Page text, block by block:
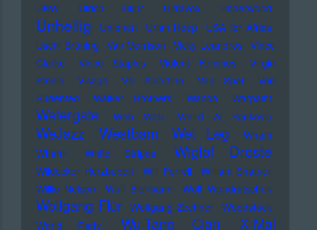
UKW Ulrich Tukur Ultravox Underworld
Unheilig Unionen Uriah Heep
USA for Africa
Uschi Brüning Van Morrison Vicky Leandros Vince
Clarke
Vince Staples Violent Femmes
Virgin
Steele
Visage Viv Albertine Von Spar
Von
Südenfed
Walker Brothers Wanda Warpaint
Watergate Web Web Weird Al Yankovic
WeJazz Westbam Wet Leg
Wham
Wham!
White Stripes Wiglaf Droste
Wildecker Herzbuben Will Ferrell
William Shatner
Willie Nelson
Wolf Biermann Wolf Wondratschek
Wolfgang Flür Wolfgang Zechner
Woodstock
World Party
Wu-Tang Clan X-Mal